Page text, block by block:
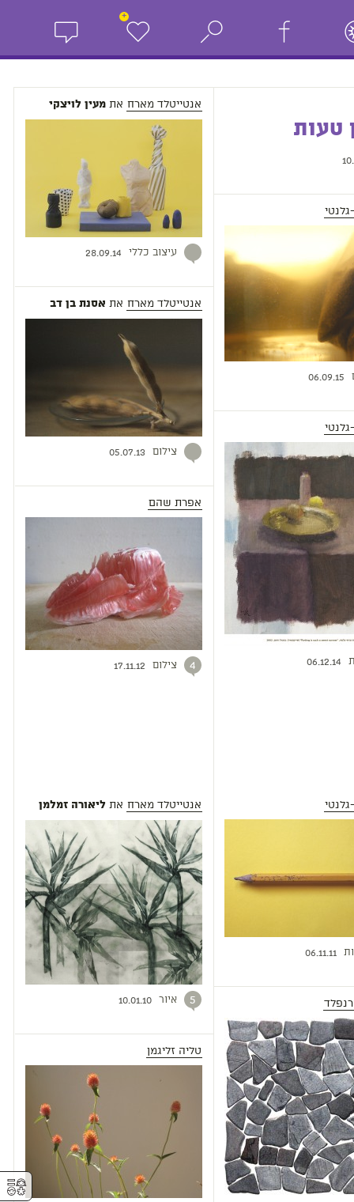
+
טעות
06.09.15
06.12.14
אנטייטלד מארח את מעין לויצקי
עיצוב כללי 28.09.14
אנטייטלד מארח את אסנת בן דב
צילום 05.07.13
אפרת שהם
4 צילום 17.11.12
06.11.11
אנטייטלד מארח את ליאורה זמלמן
5 איור 10.01.10
טליה זליגמן
⚥︎